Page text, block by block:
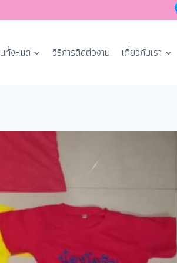
ทั้งหมด วิธีการติดต่องาน เกี่ยวกับเรา